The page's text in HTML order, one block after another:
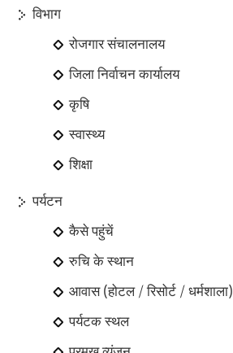
विभाग
रोजगार संचालनालय
जिला निर्वाचन कार्यालय
कृषि
स्वास्थ्य
शिक्षा
पर्यटन
कैसे पहुंचें
रुचि के स्थान
आवास (होटल / रिसोर्ट / धर्मशाला)
पर्यटक स्थल